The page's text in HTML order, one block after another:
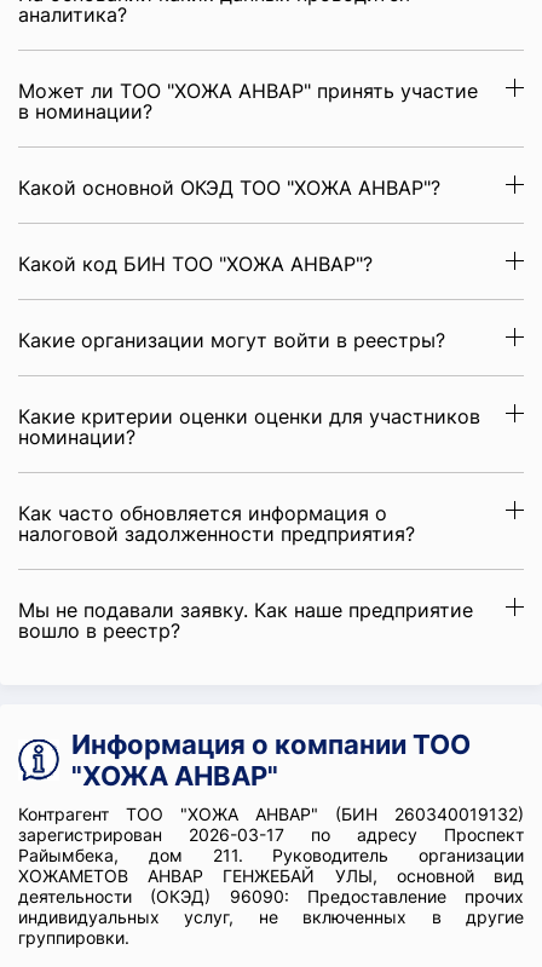
аналитика?
Может ли ТОО "ХОЖА АНВАР" принять участие
в номинации?
Какой основной ОКЭД ТОО "ХОЖА АНВАР"?
Какой код БИН ТОО "ХОЖА АНВАР"?
Какие организации могут войти в реестры?
Какие критерии оценки оценки для участников
номинации?
Как часто обновляется информация о
налоговой задолженности предприятия?
Мы не подавали заявку. Как наше предприятие
вошло в реестр?
Информация о компании ТОО
"ХОЖА АНВАР"
Контрагент ТОО "ХОЖА АНВАР" (БИН 260340019132)
зарегистрирован 2026-03-17 по адресу Проспект
Райымбека, дом 211. Руководитель организации
ХОЖАМЕТОВ АНВАР ГЕНЖЕБАЙ УЛЫ, основной вид
деятельности (ОКЭД) 96090: Предоставление прочих
индивидуальных услуг, не включенных в другие
группировки.